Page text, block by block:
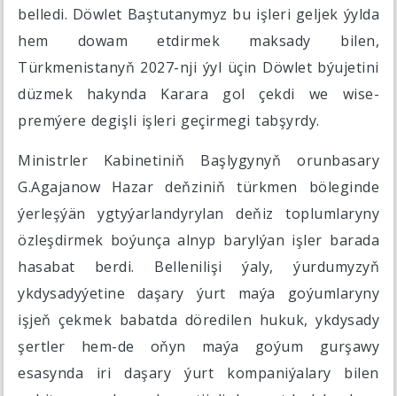
belledi. Döwlet Baştutanymyz bu işleri geljek ýylda
hem dowam etdirmek maksady bilen,
Türkmenistanyň 2027-nji ýyl üçin Döwlet býujetini
düzmek hakynda Karara gol çekdi we wise-
premýere degişli işleri geçirmegi tabşyrdy.
Ministrler Kabinetiniň Başlygynyň orunbasary
G.Agajanow Hazar deňziniň türkmen böleginde
ýerleşýän ygtyýarlandyrylan deňiz toplumlaryny
özleşdirmek boýunça alnyp barylýan işler barada
hasabat berdi. Bellenilişi ýaly, ýurdumyzyň
ykdysadyýetine daşary ýurt maýa goýumlaryny
işjeň çekmek babatda döredilen hukuk, ykdysady
şertler hem-de oňyn maýa goýum gurşawy
esasynda iri daşary ýurt kompaniýalary bilen